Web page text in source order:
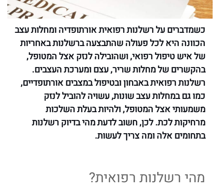
כשמדברים על רשלנות רפואית אורתופדיה ומחלות עצב
הכוונה היא לכל פעולה שהתבצעה ברשלנות באחריות
של איש טיפול רפואי, ושהובילה לנזק אצל המטופל,
בהקשרים של מחלות שריר, עצם ומערכת העצבים.
רשלנות רפואית באבחון ובטיפול במצבים אורתופדיים,
כמו גם במחלות עצב שונות, עשויה להוביל לנזק
משמעותי אצל המטופל, ולהיות בעלת השלכות
מרחיקות לכת. לכן, חשוב לדעת מהי בדיוק רשלנות
בתחומים אלה ומה צריך לעשות.
מהי רשלנות רפואית?